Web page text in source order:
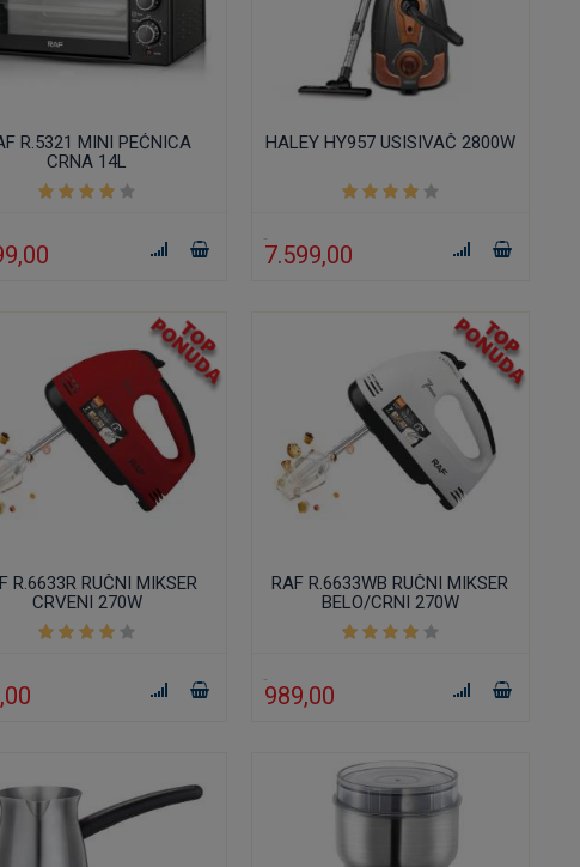
R.5321 MINI PEĆNICA
CRNA 14L
HALEY HY957 USISIVAČ 2800W
7.599,00
R.6633R RUČNI MIKSER
CRVENI 270W
RAF R.6633WB RUČNI MIKSER
BELO/CRNI 270W
989,00